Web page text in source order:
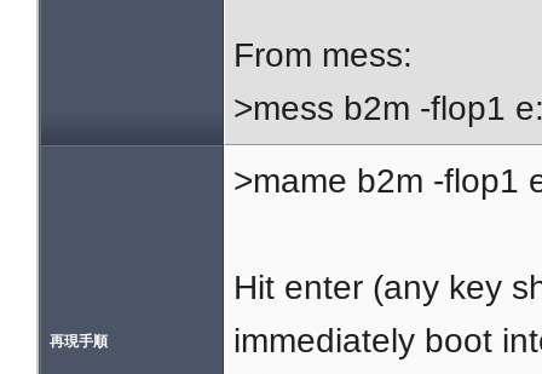
From mess:
>mess b2m -flop1
再現手順
>mame b2m -flop1
Hit enter (any key
immediately boot